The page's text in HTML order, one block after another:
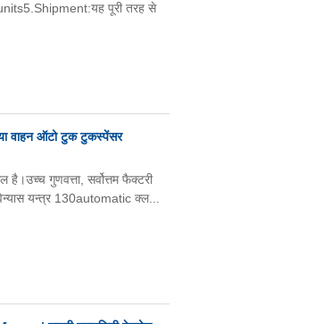
पूरी तरह से
वाहन ऑटो टुक टुकस्पेंसर
गुणवत्ता, सर्वोत्तम फैक्टरी
यन्त्र 130automatic क्ल...